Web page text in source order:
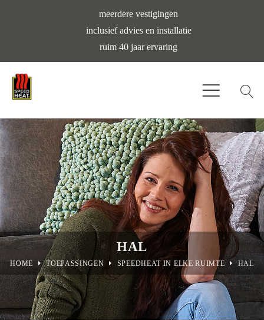
meerdere vestigingen
inclusief advies en installatie
ruim 40 jaar ervaring
HAL
HOME TOEPASSINGEN SPEEDHEAT IN ELKE RUIMTE HAL